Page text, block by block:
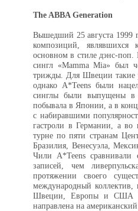
The ABBA Generation
Вышедший 25 августа 1999
композиций, являвшихся
основном в стиле дэнс-поп.
сингл «Mamma Mia» был
трижды. Для Швеции такие
однако A*Teens были
синглы были выпущены в
побывала в Японии, а в
с набиравшими
гастроли в Германии, а во
турне по пяти странам
Бразилия, Венесуэла,
Чили A*Teens
записей, чем
протяжении своего
международный
Швеции, Европы и США
направлена на